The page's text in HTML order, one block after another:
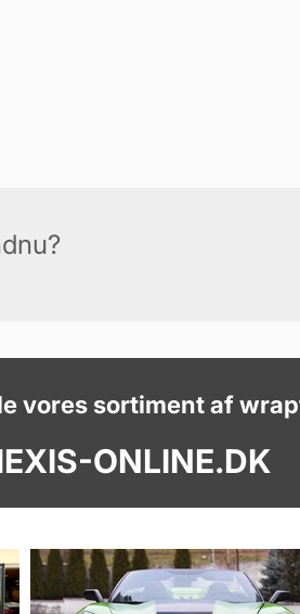
vores sortiment af
ONLINE.DK